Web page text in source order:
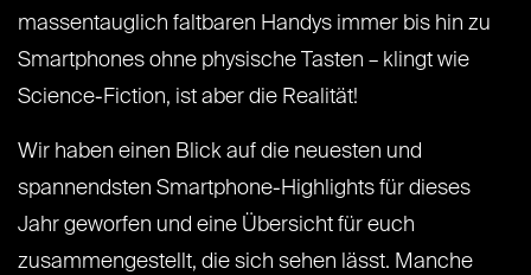
massentauglich faltbaren Handys immer bis hin zu
Smartphones ohne physische Tasten – klingt wie
Science-Fiction, ist aber die Realität!
Wir haben einen Blick auf die neuesten und
spannendsten Smartphone-Highlights für dieses
Jahr geworfen und eine Übersicht für euch
zusammengestellt, die sich sehen lässt. Manche